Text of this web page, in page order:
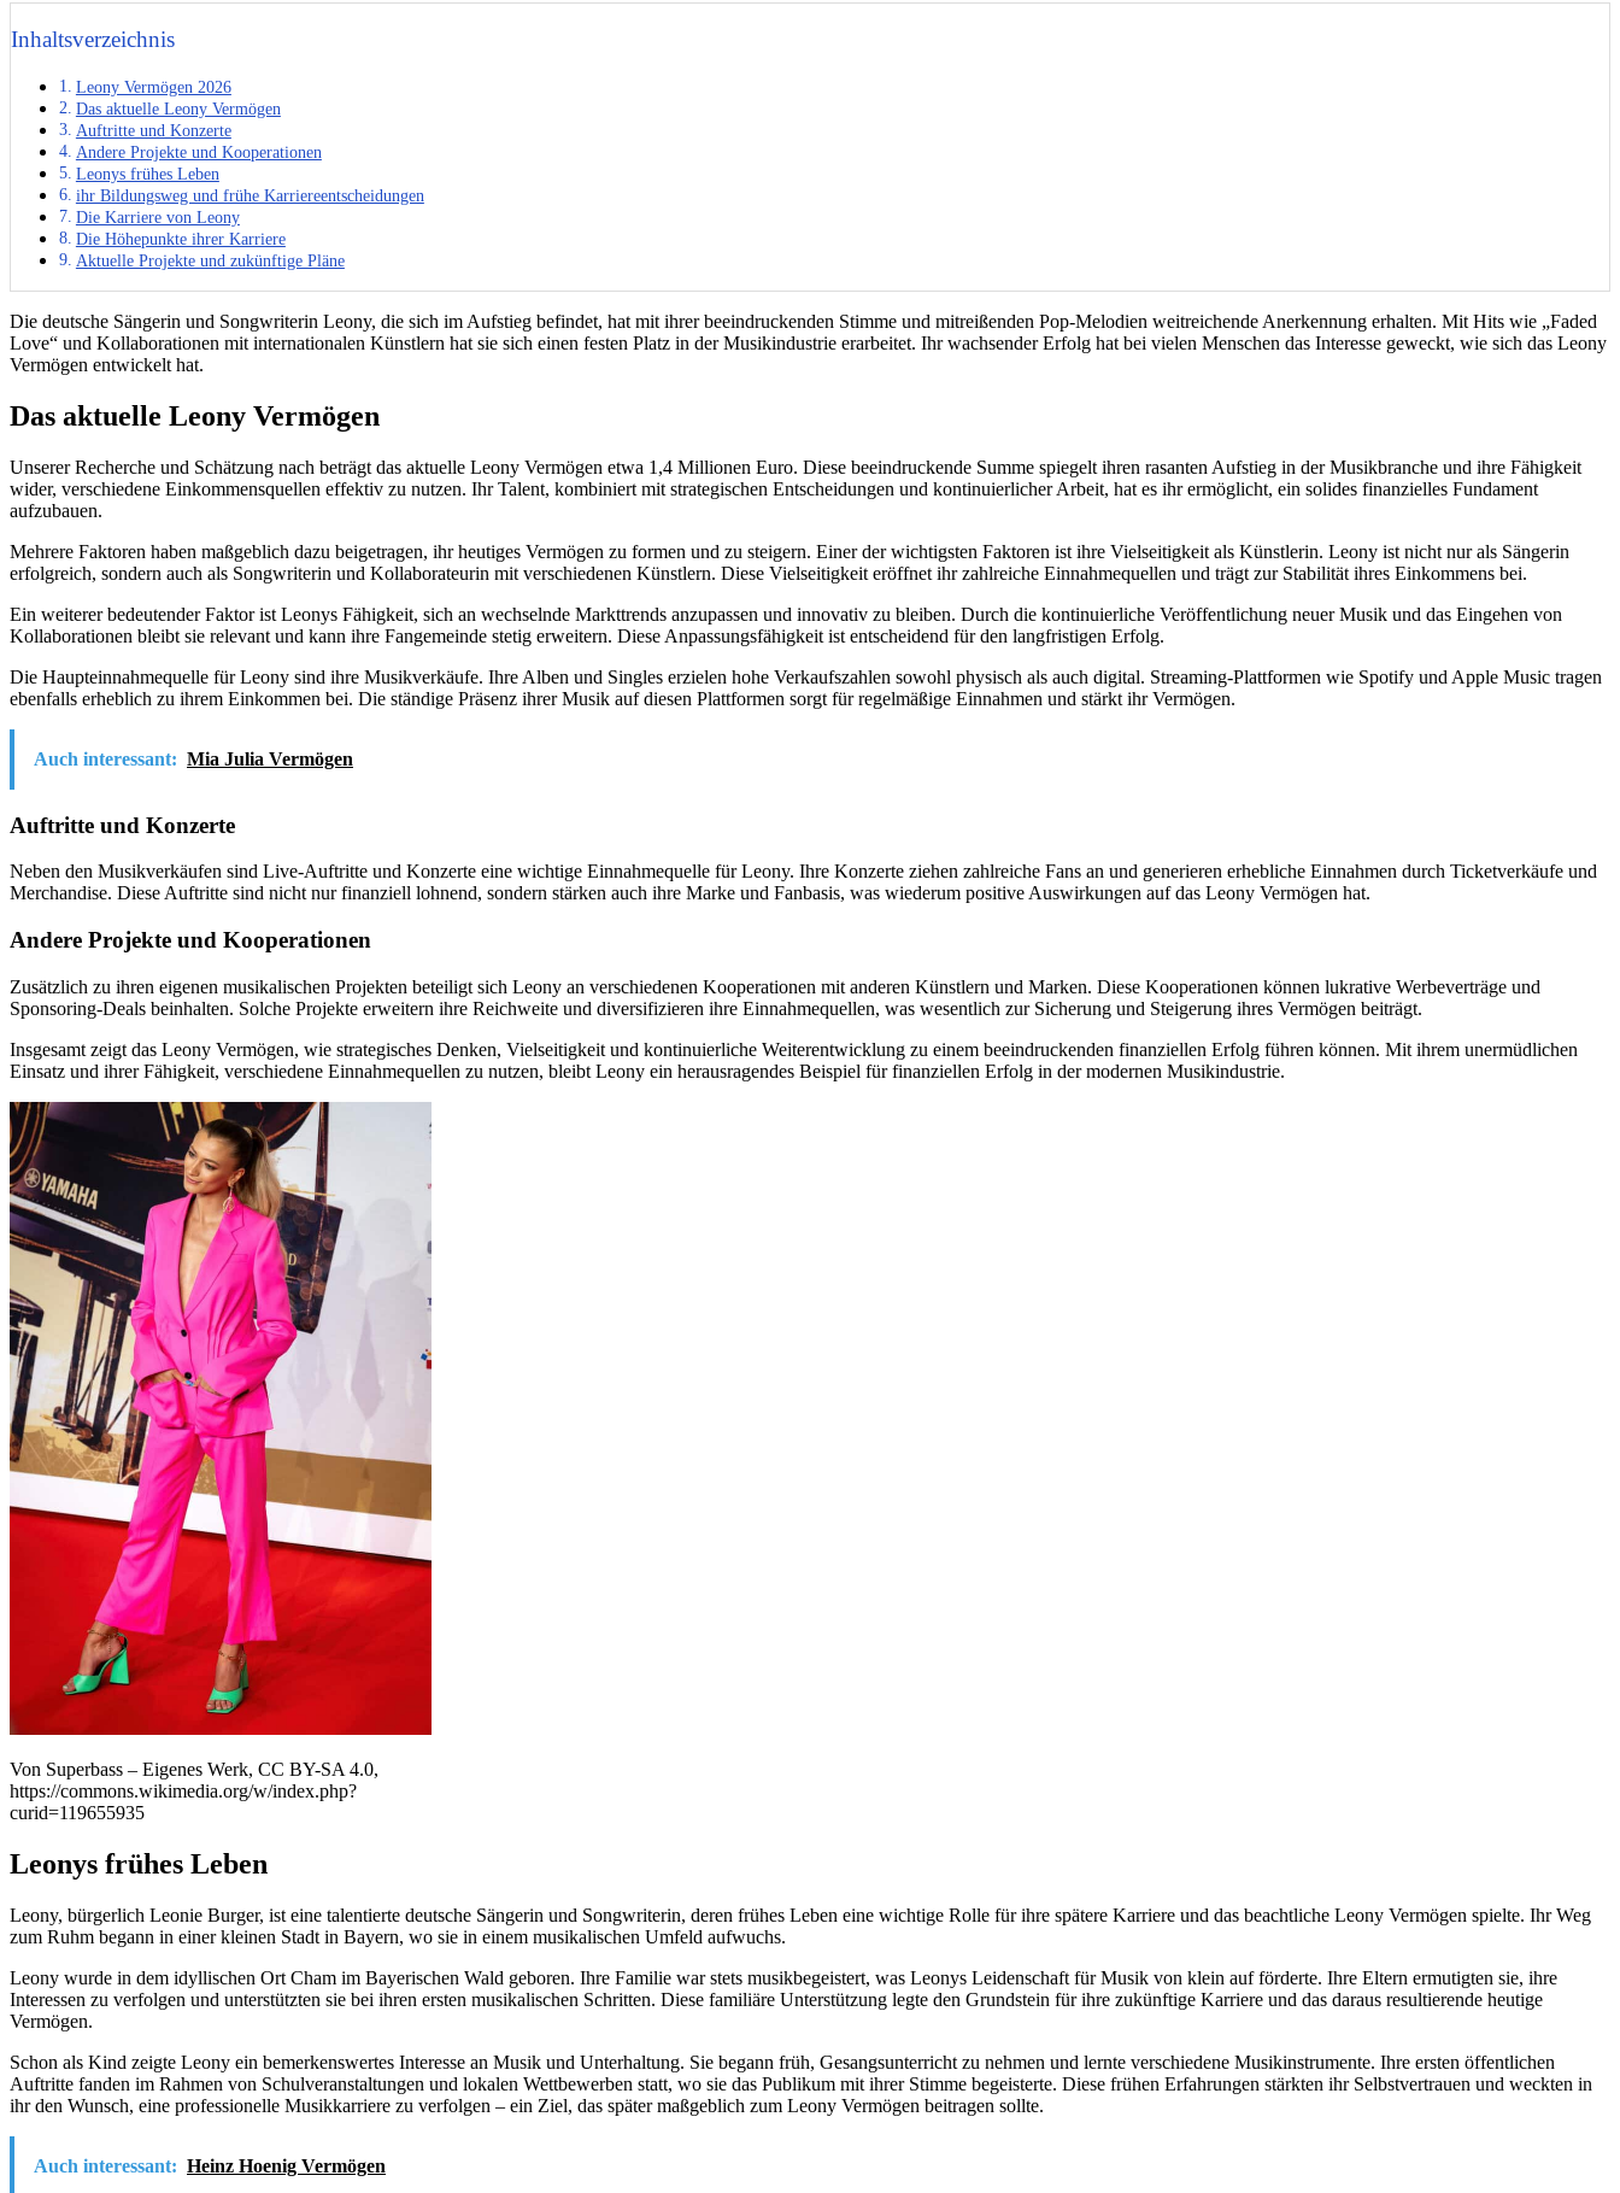
Inhaltsverzeichnis
Leony Vermögen 2026
Das aktuelle Leony Vermögen
Auftritte und Konzerte
Andere Projekte und Kooperationen
Leonys frühes Leben
ihr Bildungsweg und frühe Karriereentscheidungen
Die Karriere von Leony
Die Höhepunkte ihrer Karriere
Aktuelle Projekte und zukünftige Pläne
Die deutsche Sängerin und Songwriterin Leony, die sich im Aufstieg befindet, hat mit ihrer beeindruckenden Stimme und mitreißenden Pop-Melodien weitreichende Anerkennung erhalten. Mit Hits wie „Faded
Love“ und Kollaborationen mit internationalen Künstlern hat sie sich einen festen Platz in der Musikindustrie erarbeitet. Ihr wachsender Erfolg hat bei vielen Menschen das Interesse geweckt, wie sich das Leony
Vermögen entwickelt hat.
Das aktuelle Leony Vermögen
Unserer Recherche und Schätzung nach beträgt das aktuelle Leony Vermögen etwa 1,4 Millionen Euro. Diese beeindruckende Summe spiegelt ihren rasanten Aufstieg in der Musikbranche und ihre Fähigkeit
wider, verschiedene Einkommensquellen effektiv zu nutzen. Ihr Talent, kombiniert mit strategischen Entscheidungen und kontinuierlicher Arbeit, hat es ihr ermöglicht, ein solides finanzielles Fundament
aufzubauen.
Mehrere Faktoren haben maßgeblich dazu beigetragen, ihr heutiges Vermögen zu formen und zu steigern. Einer der wichtigsten Faktoren ist ihre Vielseitigkeit als Künstlerin. Leony ist nicht nur als Sängerin
erfolgreich, sondern auch als Songwriterin und Kollaborateurin mit verschiedenen Künstlern. Diese Vielseitigkeit eröffnet ihr zahlreiche Einnahmequellen und trägt zur Stabilität ihres Einkommens bei.
Ein weiterer bedeutender Faktor ist Leonys Fähigkeit, sich an wechselnde Markttrends anzupassen und innovativ zu bleiben. Durch die kontinuierliche Veröffentlichung neuer Musik und das Eingehen von
Kollaborationen bleibt sie relevant und kann ihre Fangemeinde stetig erweitern. Diese Anpassungsfähigkeit ist entscheidend für den langfristigen Erfolg.
Die Haupteinnahmequelle für Leony sind ihre Musikverkäufe. Ihre Alben und Singles erzielen hohe Verkaufszahlen sowohl physisch als auch digital. Streaming-Plattformen wie Spotify und Apple Music tragen
ebenfalls erheblich zu ihrem Einkommen bei. Die ständige Präsenz ihrer Musik auf diesen Plattformen sorgt für regelmäßige Einnahmen und stärkt ihr Vermögen.
Auch interessant: Mia Julia Vermögen
Auftritte und Konzerte
Neben den Musikverkäufen sind Live-Auftritte und Konzerte eine wichtige Einnahmequelle für Leony. Ihre Konzerte ziehen zahlreiche Fans an und generieren erhebliche Einnahmen durch Ticketverkäufe und
Merchandise. Diese Auftritte sind nicht nur finanziell lohnend, sondern stärken auch ihre Marke und Fanbasis, was wiederum positive Auswirkungen auf das Leony Vermögen hat.
Andere Projekte und Kooperationen
Zusätzlich zu ihren eigenen musikalischen Projekten beteiligt sich Leony an verschiedenen Kooperationen mit anderen Künstlern und Marken. Diese Kooperationen können lukrative Werbeverträge und
Sponsoring-Deals beinhalten. Solche Projekte erweitern ihre Reichweite und diversifizieren ihre Einnahmequellen, was wesentlich zur Sicherung und Steigerung ihres Vermögen beiträgt.
Insgesamt zeigt das Leony Vermögen, wie strategisches Denken, Vielseitigkeit und kontinuierliche Weiterentwicklung zu einem beeindruckenden finanziellen Erfolg führen können. Mit ihrem unermüdlichen
Einsatz und ihrer Fähigkeit, verschiedene Einnahmequellen zu nutzen, bleibt Leony ein herausragendes Beispiel für finanziellen Erfolg in der modernen Musikindustrie.
Von Superbass – Eigenes Werk, CC BY-SA 4.0,
https://commons.wikimedia.org/w/index.php?
curid=119655935
Leonys frühes Leben
Leony, bürgerlich Leonie Burger, ist eine talentierte deutsche Sängerin und Songwriterin, deren frühes Leben eine wichtige Rolle für ihre spätere Karriere und das beachtliche Leony Vermögen spielte. Ihr Weg
zum Ruhm begann in einer kleinen Stadt in Bayern, wo sie in einem musikalischen Umfeld aufwuchs.
Leony wurde in dem idyllischen Ort Cham im Bayerischen Wald geboren. Ihre Familie war stets musikbegeistert, was Leonys Leidenschaft für Musik von klein auf förderte. Ihre Eltern ermutigten sie, ihre
Interessen zu verfolgen und unterstützten sie bei ihren ersten musikalischen Schritten. Diese familiäre Unterstützung legte den Grundstein für ihre zukünftige Karriere und das daraus resultierende heutige
Vermögen.
Schon als Kind zeigte Leony ein bemerkenswertes Interesse an Musik und Unterhaltung. Sie begann früh, Gesangsunterricht zu nehmen und lernte verschiedene Musikinstrumente. Ihre ersten öffentlichen
Auftritte fanden im Rahmen von Schulveranstaltungen und lokalen Wettbewerben statt, wo sie das Publikum mit ihrer Stimme begeisterte. Diese frühen Erfahrungen stärkten ihr Selbstvertrauen und weckten in
ihr den Wunsch, eine professionelle Musikkarriere zu verfolgen – ein Ziel, das später maßgeblich zum Leony Vermögen beitragen sollte.
Auch interessant: Heinz Hoenig Vermögen